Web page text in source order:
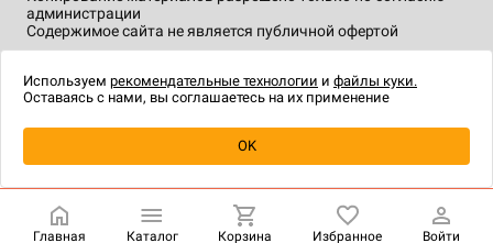
Уведомить о наличии
администрации
Содержимое сайта не является публичной офертой
технологии.
Главная Каталог Корзина Избранное Войти
Используем рекомендательные технологии и файлы куки.
Оставаясь с нами, вы соглашаетесь на их применение
OK